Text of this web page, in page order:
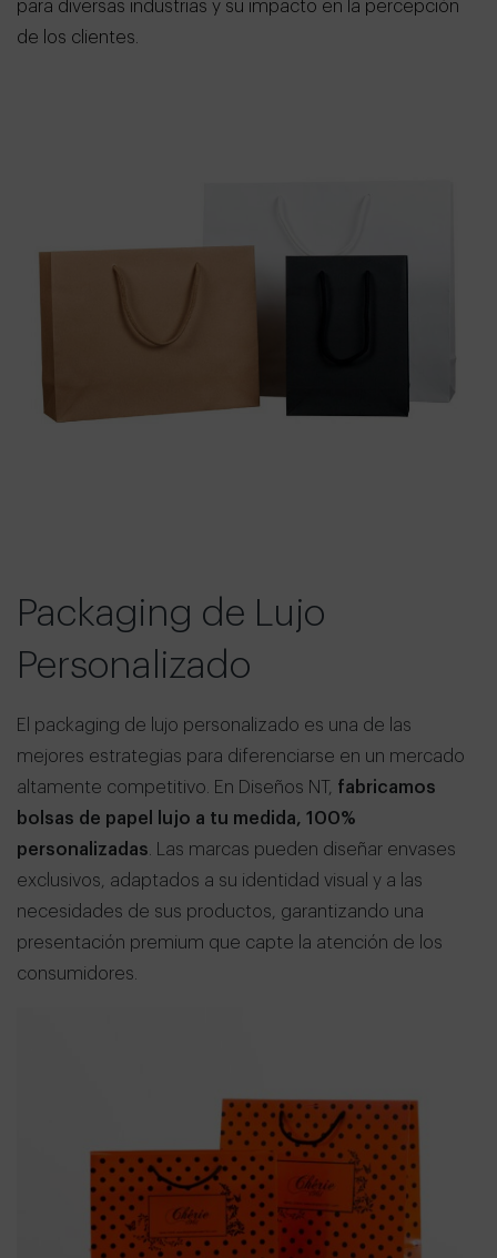
para diversas industrias y su impacto en la percepción
de los clientes.
Packaging de Lujo
Personalizado
El packaging de lujo personalizado es una de las
mejores estrategias para diferenciarse en un mercado
altamente competitivo. En Diseños NT, fabricamos
bolsas de papel lujo a tu medida, 100%
personalizadas . Las marcas pueden diseñar envases
exclusivos, adaptados a su identidad visual y a las
necesidades de sus productos, garantizando una
presentación premium que capte la atención de los
consumidores.